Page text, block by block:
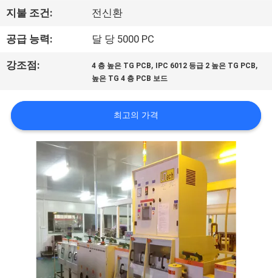
한
것
장
투
지불 조건: 전신환
공급 능력: 달 당 5000 PC
강조점: 4 층 높은 TG PCB, IPC 6012 등급 2 높은 TG PCB,
높은 TG 4 층 PCB 보드
최고의 가격